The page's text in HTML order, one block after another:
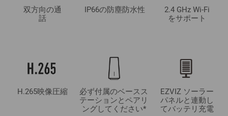
双方向の通
話
IP66の防塵防水性
2.4 GHz Wi-Fi
をサポート
H.265映像圧縮
必ず付属のベースス
テーションとペアリ
ングしてください*
EZVIZ ソーラー
パネルと連動し
てバッテリ充電